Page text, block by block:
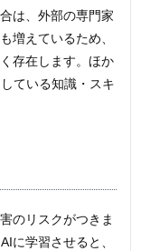
は、外部の専門家
増えているため、
存在します。ほか
ている知識・スキ
のリスクがつきま
に学習させると、